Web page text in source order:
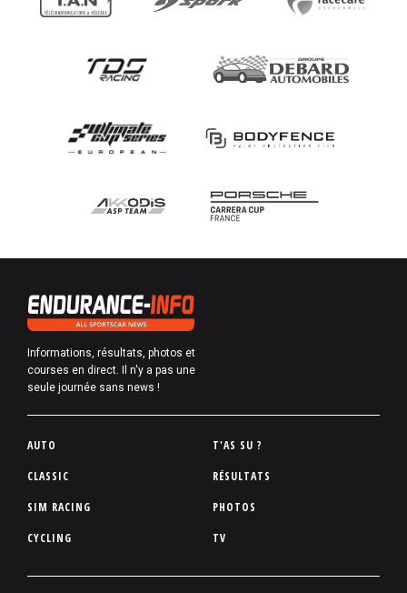
Informations, résultats, photos et
courses en direct. Il n'y a pas une
seule journée sans news !
P
d
d
p
AUTO
CLASSIC
SIM RACING
CYCLING
T'AS SU ?
RÉSULTATS
PHOTOS
TV